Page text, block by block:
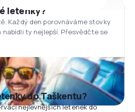
letenky?
Každý den porovnáváme stovky
nabídli ty nejlepší. Přesvědčte se
do Taškentu?
nejlevnějších letenek do